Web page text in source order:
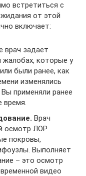
встретиться с
от этой
включает:
врач задает
которые у
были ранее, как
изменялись
применяли ранее
время.
Врач
осмотр ЛОР
покровы,
Выполняет
– это осмотр
видео